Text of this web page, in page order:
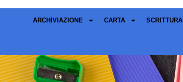
ARCHIVIAZIONE CARTA SCRITTURA